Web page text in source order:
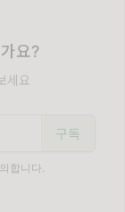
요?
세요
합니다.